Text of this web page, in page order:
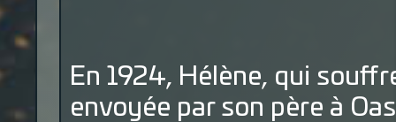
En 1924, Hélène, qui
envoyée par son père à